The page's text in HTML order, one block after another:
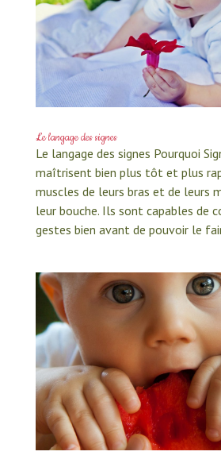
Le langage des signes
Le langage des signes Pourquoi
maîtrisent bien plus tôt et plus
muscles de leurs bras et de leurs
leur bouche. Ils sont capables de
gestes bien avant de pouvoir le